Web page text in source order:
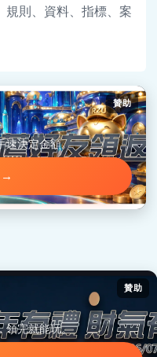
規則、資料、指標、案
贊助
速決定金額。
→
贊助
領完就能玩。